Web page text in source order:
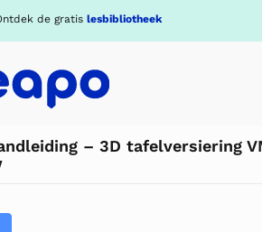
de gratis lesbibliotheek
– 3D tafelversiering